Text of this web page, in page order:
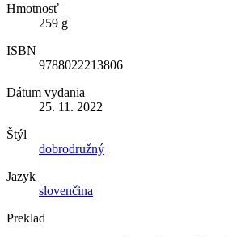
Hmotnosť
259 g
ISBN
9788022213806
Dátum vydania
25. 11. 2022
Štýl
dobrodružný
Jazyk
slovenčina
Preklad